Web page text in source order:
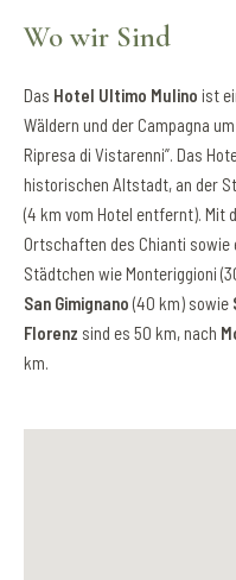
Wo wir Sind
Das Hotel Ultimo Mulino ist
Wäldern und der Campagna um
Ripresa di Vistarenni”. Das
historischen Altstadt, an der
(4 km vom Hotel entfernt). Mit
Ortschaften des Chianti
Städtchen wie Monteriggioni
San Gimignano (40 km) sowie
Florenz sind es 50 km, nach
km.